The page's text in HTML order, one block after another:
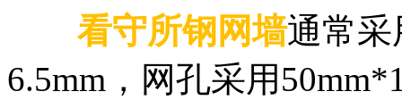
看守所钢网墙通常采
6.5mm，网孔采用